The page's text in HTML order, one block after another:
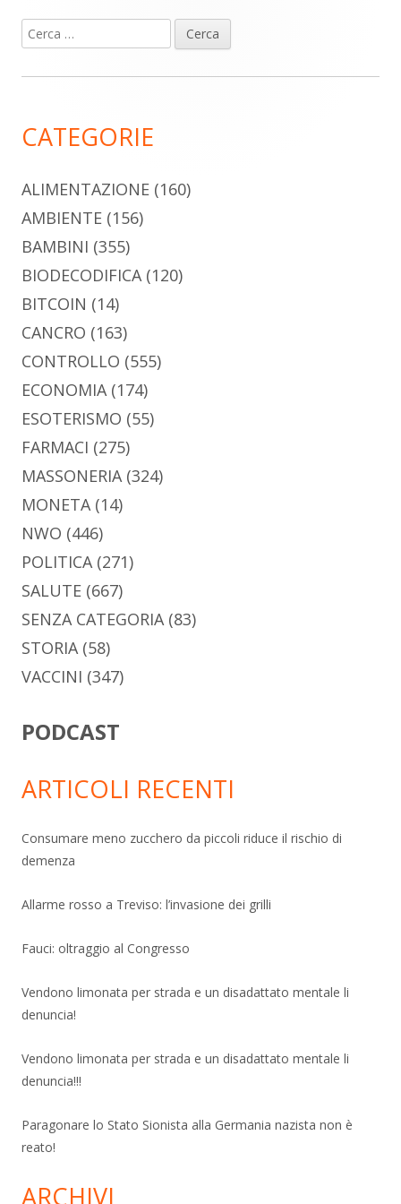
Barra
laterale
Ricerca
per:
CATEGORIE
ALIMENTAZIONE (160)
AMBIENTE (156)
BAMBINI (355)
BIODECODIFICA(120)
BITCOIN (14)
CANCRO (163)
CONTROLLO (555)
ECONOMIA(174)
ESOTERISMO (55)
FARMACI (275)
MASSONERIA(324)
MONETA(14)
NWO (446)
POLITICA(271)
SALUTE (667)
SENZA CATEGORIA(83)
STORIA(58)
VACCINI (347)
PODCAST
ARTICOLI RECENTI
Consumare meno zucchero da piccoli riduce il rischio di
demenza
Allarme rosso a Treviso: l’invasione dei grilli
Fauci: oltraggio al Congresso
Vendono limonata per strada e un disadattato mentale li
denuncia!
Vendono limonata per strada e un disadattato mentale li
denuncia!!!
Paragonare lo Stato Sionista alla Germania nazista non è
reato!
ARCHIVI